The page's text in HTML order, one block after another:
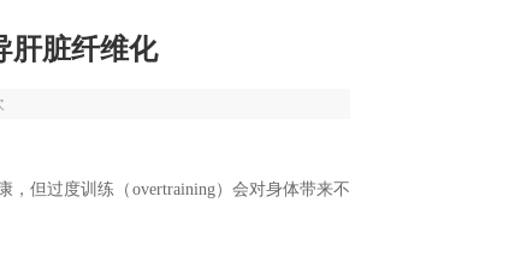
肝脏纤维化
但过度训练（overtraining）会对身体带来不